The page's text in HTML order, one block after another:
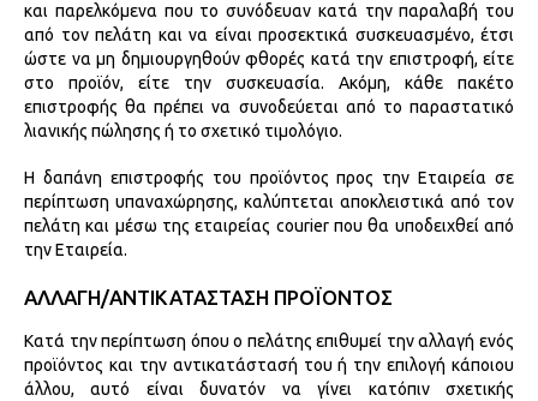
και παρελκόμενα που το συνόδευαν κατά την παραλαβή του
από τον πελάτη και να είναι προσεκτικά συσκευασμένο, έτσι
ώστε να μη δημιουργηθούν φθορές κατά την επιστροφή, είτε
στο προϊόν, είτε την συσκευασία. Ακόμη, κάθε πακέτο
επιστροφής θα πρέπει να συνοδεύεται από το παραστατικό
λιανικής πώλησης ή το σχετικό τιμολόγιο.
Η δαπάνη επιστροφής του προϊόντος προς την Εταιρεία σε
περίπτωση υπαναχώρησης, καλύπτεται αποκλειστικά από τον
πελάτη και μέσω της εταιρείας courier που θα υποδειχθεί από
την Εταιρεία.
ΑΛΛΑΓΗ/ΑΝΤΙΚΑΤΑΣΤΑΣΗ ΠΡΟΪΟΝΤΟΣ
Κατά την περίπτωση όπου ο πελάτης επιθυμεί την αλλαγή ενός
προϊόντος και την αντικατάστασή του ή την επιλογή κάποιου
άλλου, αυτό είναι δυνατόν να γίνει κατόπιν σχετικής